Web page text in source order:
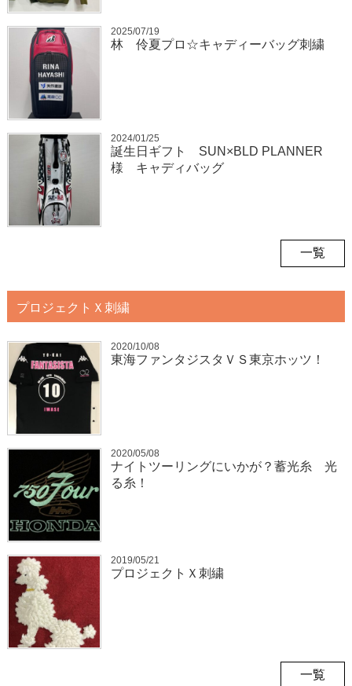
2025/07/19
林 伶夏プロ☆キャディーバッグ刺繍
2024/01/25
誕生日ギフト SUN×BLD PLANNER
様 キャディバッグ
一覧
プロジェクトＸ刺繍
2020/10/08
東海ファンタジスタＶＳ東京ホッツ！
2020/05/08
ナイトツーリングにいかが？蓄光糸 光
る糸！
2019/05/21
プロジェクトＸ刺繍
一覧